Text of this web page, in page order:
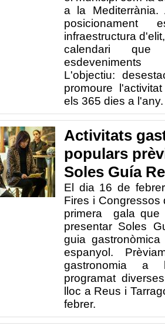
a la Mediterrània.
infraestructura
calendari
L'objectiu:
promoure
els 365 dies a l'any.
Activitats
populars
Soles Guía
El dia 16 de
Fires i Congressos
primera gala que
presentar Soles
guia
espanyol.
gastronomia a
programat
lloc a Reus i
febrer.